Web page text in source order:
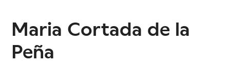
Maria Cortada de la
Peña